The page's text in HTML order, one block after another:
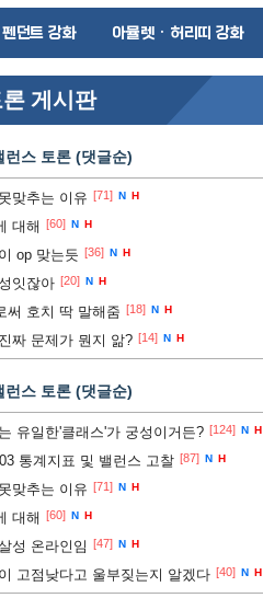
펜던트 강화 아뮬렛 · 허리띠 강화
게시판
런스 토론 (댓글순)
맞추는 이유 [71] N H
대해 [60] N H
op 맞는듯 [36] N H
잇잖아 [20] N H
써 호치 딱 말해줌 [18] N H
짜 문제가 뭔지 앎? [14] N H
런스 토론 (댓글순)
유일한'클래스'가 궁성이거든? [124] N H
통계지표 및 밸런스 고찰 [87] N H
맞추는 이유 [71] N H
대해 [60] N H
성 온라인임 [47] N H
고점낮다고 울부짖는지 알겠다 [40] N H